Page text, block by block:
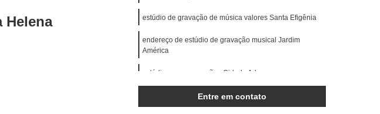
Locução Profissional
Locução Promocional
Serviço de Locução
Mixagem de Som
Produção áudio
Produção de áudio
Produtora de áudio Estudio
Helena estúdio de gravação de música valores Santa Efigênia
endereço de estúdio de gravação musical Jardim
América
estúdios para gravações Cidade Ademar
Entre em contato